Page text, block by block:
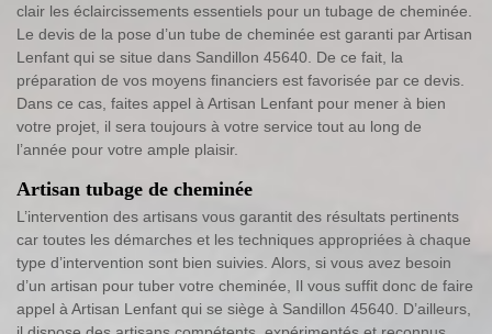
clair les éclaircissements essentiels pour un tubage de cheminée.
Le devis de la pose d’un tube de cheminée est garanti par Artisan
Lenfant qui se situe dans Sandillon 45640. De ce fait, la
préparation de vos moyens financiers est favorisée par ce devis.
Dans ce cas, faites appel à Artisan Lenfant pour mener à bien
votre projet, il sera toujours à votre service tout au long de
l’année pour votre ample plaisir.
Artisan tubage de cheminée
L’intervention des artisans vous garantit des résultats pertinents
car toutes les démarches et les techniques appropriées à chaque
type d’intervention sont bien suivies. Alors, si vous avez besoin
d’un artisan pour tuber votre cheminée, Il vous suffit donc de faire
appel à Artisan Lenfant qui se siège à Sandillon 45640. D’ailleurs,